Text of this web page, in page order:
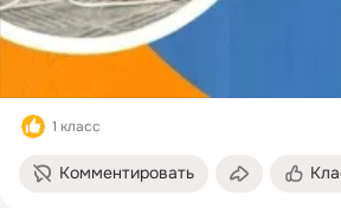
1 класс
Комментировать